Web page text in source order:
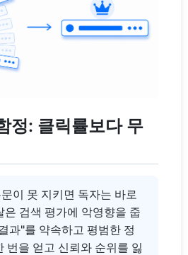
정: 클릭률보다 무
이 못 지키면 독자는 바로
은 검색 평가에 악영향을 줍
과"를 약속하고 평범한 정
번을 얻고 신뢰와 순위를 잃